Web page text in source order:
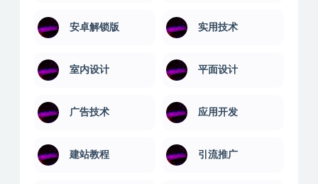
安卓解锁版 实用技术
室内设计 平面设计
广告技术 应用开发
建站教程 引流推广